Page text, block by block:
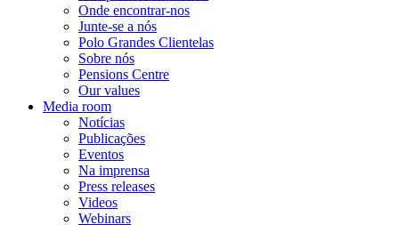
Onde encontrar-nos
Junte-se a nós
Polo Grandes Clientelas
Sobre nós
Pensions Centre
Our values
Media room
Notícias
Publicações
Eventos
Na imprensa
Press releases
Videos
Webinars